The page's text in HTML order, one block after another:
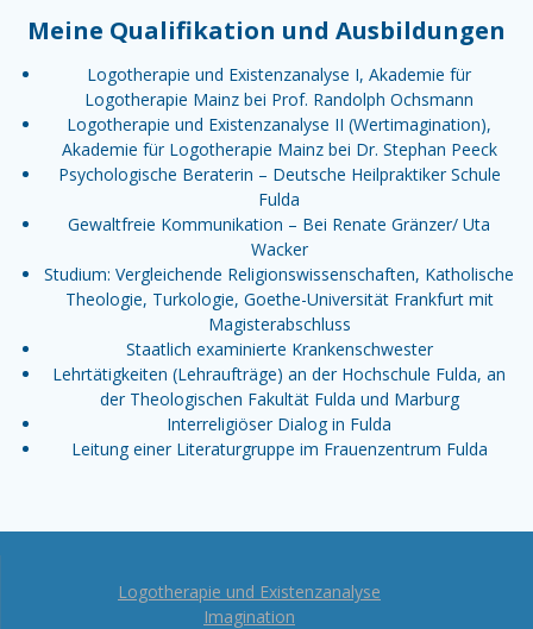
Meine Qualifikation und Ausbildungen
Logotherapie und Existenzanalyse I, Akademie für
Logotherapie Mainz bei Prof. Randolph Ochsmann
Logotherapie und Existenzanalyse II (Wertimagination),
Akademie für Logotherapie Mainz bei Dr. Stephan Peeck
Psychologische Beraterin – Deutsche Heilpraktiker Schule
Fulda
Gewaltfreie Kommunikation – Bei Renate Gränzer/ Uta
Wacker
Studium: Vergleichende Religionswissenschaften, Katholische
Theologie, Turkologie, Goethe-Universität Frankfurt mit
Magisterabschluss
Staatlich examinierte Krankenschwester
Lehrtätigkeiten (Lehraufträge) an der Hochschule Fulda, an
der Theologischen Fakultät Fulda und Marburg
Interreligiöser Dialog in Fulda
Leitung einer Literaturgruppe im Frauenzentrum Fulda
Logotherapie und Existenzanalyse
Imagination